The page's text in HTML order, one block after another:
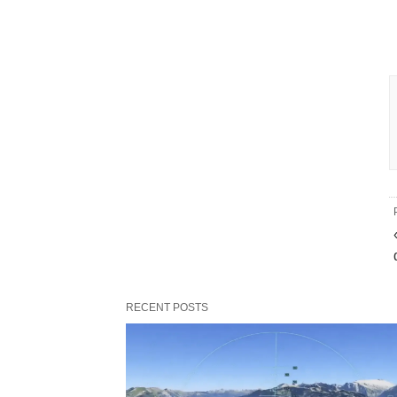
RECENT POSTS